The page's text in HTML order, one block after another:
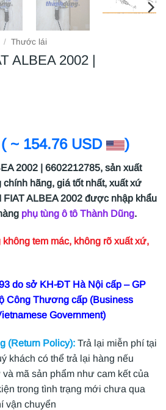
/ Thước lái
ALBEA 2002 |
( ~ 154.76 USD )
2002 | 6602212785, sản xuất
chính hãng, giá tốt nhất, xuất xứ
ALBEA 2002 được nhập khẩu
phụ tùng ô tô Thành Dũng.
tem mác, không rõ xuất xứ,
do sở KH-ĐT Hà Nội cấp – GP
Công Thương cấp (Business
Government)
(Return Policy): Trả lại miễn phí tại
khách có thể trả lại hàng nếu
mã sản phẩm như cam kết của
trong tình trạng mới chưa qua
vận chuyển